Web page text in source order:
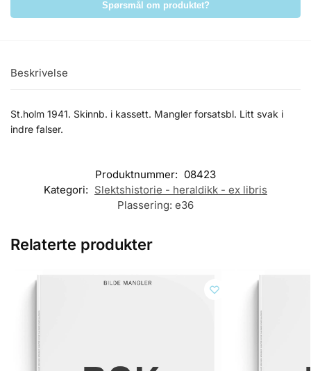
Spørsmål om produktet?
Beskrivelse
St.holm 1941. Skinnb. i kassett. Mangler forsatsbl. Litt svak i
indre falser.
Produktnummer: 08423
Kategori: Slektshistorie - heraldikk - ex libris
Plassering: e36
Relaterte produkter